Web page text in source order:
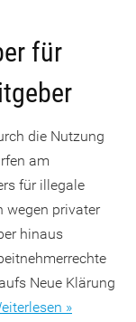
für
die Nutzung
am
für illegale
wegen privater
hinaus
Neue Klärung
»